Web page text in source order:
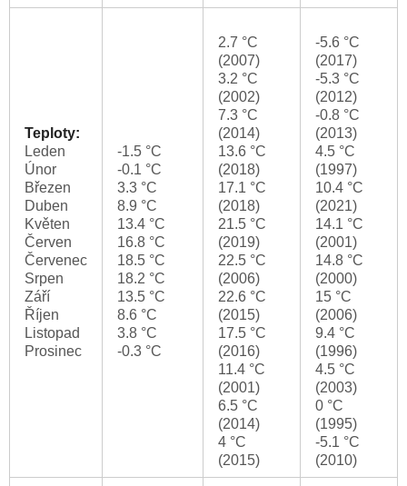
Teploty:
Leden
Únor
Březen
Duben
Květen
Červen
Červenec
Srpen
Září
Říjen
Listopad
Prosinec
-1.5 °C
-0.1 °C
3.3 °C
8.9 °C
13.4 °C
16.8 °C
18.5 °C
18.2 °C
13.5 °C
8.6 °C
3.8 °C
-0.3 °C
2.7 °C
(2007)
3.2 °C
(2002)
7.3 °C
(2014)
13.6 °C
(2018)
17.1 °C
(2018)
21.5 °C
(2019)
22.5 °C
(2006)
22.6 °C
(2015)
17.5 °C
(2016)
11.4 °C
(2001)
6.5 °C
(2014)
4 °C
(2015)
-5.6 °C
(2017)
-5.3 °C
(2012)
-0.8 °C
(2013)
4.5 °C
(1997)
10.4 °C
(2021)
14.1 °C
(2001)
14.8 °C
(2000)
15 °C
(2006)
9.4 °C
(1996)
4.5 °C
(2003)
0 °C
(1995)
-5.1 °C
(2010)